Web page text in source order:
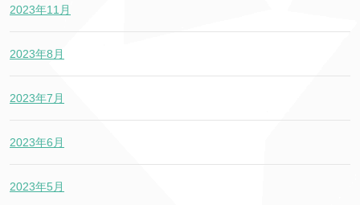
2023年11月
2023年8月
2023年7月
2023年6月
2023年5月